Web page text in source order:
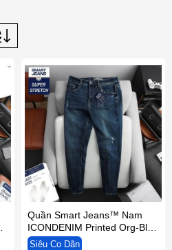
Quần Smart Jeans™ Nam
ICONDENIM Printed Org-Blue
Smart Fit
Siêu Co Dãn